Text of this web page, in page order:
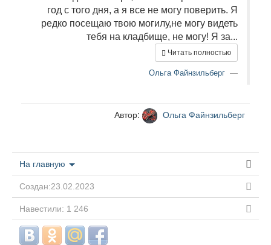
год с того дня, а я все не могу поверить. Я
редко посещаю твою могилу,не могу видеть
тебя на кладбище, не могу! Я за...
Читать полностью
Ольга Файнзильберг
Автор: Ольга Файнзильберг
На главную
Создан:23.02.2023
Навестили: 1 246